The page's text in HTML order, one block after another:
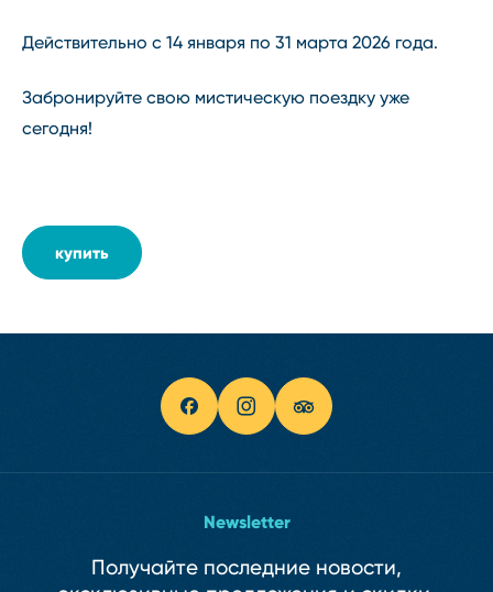
Действительно с 14 января по 31 марта 2026 года.
Забронируйте свою мистическую поездку уже
сегодня!
купить
Newsletter
Получайте последние новости,